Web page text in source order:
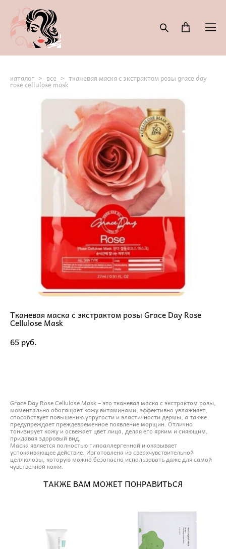
каталог > все > тканевая маска с экстрактом розы grace day
rose cellulose mask
Тканевая маска с экстрактом розы Grace Day Rose
Cellulose Mask
65 pуб.
Grace Day Rose Cellulose Mask – это тканевая маска с экстрактом розы,
моментально обогащает кожу витаминами, эффективно увлажняет,
способствует повышению упругости и эластичности дермы, а также
предупреждает преждевременное появление морщин. Отлично
тонизирует кожу и освежает цвет лица, делая его ярким и сияющим,
придавая здоровый вид.
Маска является полностью гипоаллергенной и оказывает
успокаивающее действие. Изготовлена из сверхчувствительной
целлюлозы, которую можно безопасно использовать даже для самой
чувственной кожи.
ТАКЖЕ ВАМ МОЖЕТ ПОНРАВИТЬСЯ